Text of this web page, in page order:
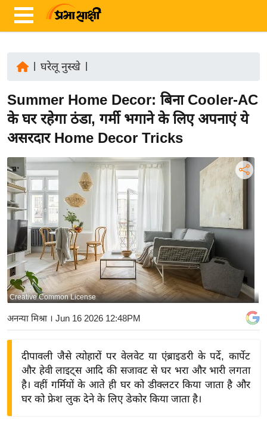
ज़ा
ख
ब
र
रा
ष्ट्री
य
अं
त
र्रा
ष्ट्री
य
बि
ज़
ने
द्यो
घरेलू नुस्खे
Summer Home Decor: बिना Cooler-AC
के घर रहेगा ठंडा, गर्मी भगाने के लिए अपनाएं ये
असरदार Home Decor Tricks
Creative Common License
अनन्या मिश्रा । Jun 16 2026 12:48PM
दीपावली जैसे त्योहारों पर वेलवेट या एंब्राइडरी के पर्दे, कार्पेट
और हेवी लाइट्स आदि की सजावट से घर भरा और भारी लगता
है। वहीं गर्मियों के आते ही घर को डीक्लटर किया जाता है और
घर को फ्रेश लुक देने के लिए डेकोर किया जाता है।